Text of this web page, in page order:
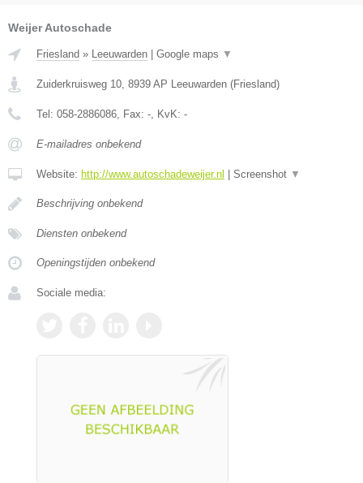
Weijer Autoschade
Friesland » Leeuwarden Google maps ▼
Zuiderkruisweg 10, 8939 AP Leeuwarden (Friesland)
Tel: 058-2886086, Fax: -, KvK: -
E-mailadres onbekend
Website: http://www.autoschadeweijer.nl Screenshot ▼
Beschrijving onbekend
Diensten onbekend
Openingstijden onbekend
Sociale media: